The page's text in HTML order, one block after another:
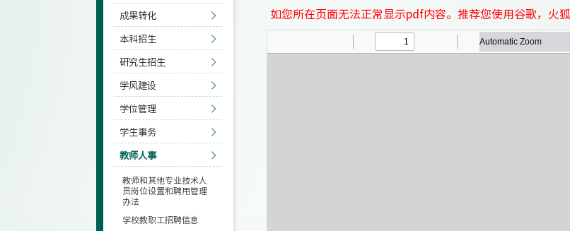
成果转化
本科招生
研究生招生
学风建设
学位管理
学生事务
教师人事
教师和其他专业技术人
员岗位设置和聘用管理
办法
学校教职工招聘信息
如您所在页面无法正常显示pdf内容。推荐您使用谷歌，火